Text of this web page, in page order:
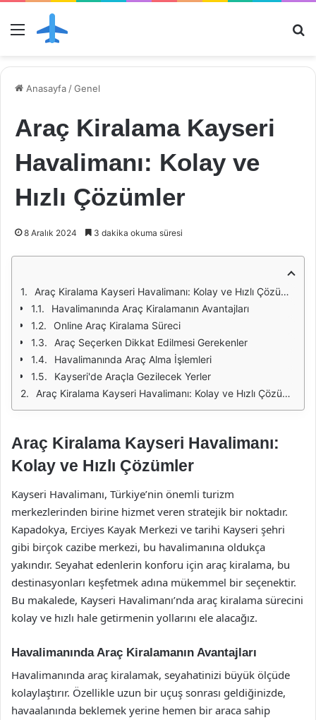
Menü
Anasayfa /Genel
Araç Kiralama Kayseri
Havalimanı: Kolay ve
Hızlı Çözümler
8 Aralık 2024 3 dakika okuma süresi
Araç Kiralama Kayseri Havalimanı: Kolay ve Hızlı Çözümler
Havalimanında Araç Kiralamanın Avantajları
Online Araç Kiralama Süreci
Araç Seçerken Dikkat Edilmesi Gerekenler
Havalimanında Araç Alma İşlemleri
Kayseri'de Araçla Gezilecek Yerler
Araç Kiralama Kayseri Havalimanı: Kolay ve Hızlı Çözümler
Araç Kiralama Kayseri Havalimanı:
Kolay ve Hızlı Çözümler
Kayseri Havalimanı, Türkiye’nin önemli turizm
merkezlerinden birine hizmet veren stratejik bir noktadır.
Kapadokya, Erciyes Kayak Merkezi ve tarihi Kayseri şehri
gibi birçok cazibe merkezi, bu havalimanına oldukça
yakındır. Seyahat edenlerin konforu için araç kiralama, bu
destinasyonları keşfetmek adına mükemmel bir seçenektir.
Bu makalede, Kayseri Havalimanı’nda araç kiralama sürecini
kolay ve hızlı hale getirmenin yollarını ele alacağız.
Havalimanında Araç Kiralamanın Avantajları
Havalimanında araç kiralamak, seyahatinizi büyük ölçüde
kolaylaştırır. Özellikle uzun bir uçuş sonrası geldiğinizde,
havaalanında beklemek yerine hemen bir araca sahip